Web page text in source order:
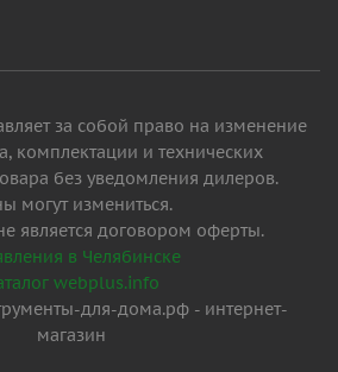
за собой право на изменение
комплектации и технических
без уведомления дилеров.
могут измениться.
является договором оферты.
в Челябинске
webplus.info
для-дома.рф - интернет-
магазин